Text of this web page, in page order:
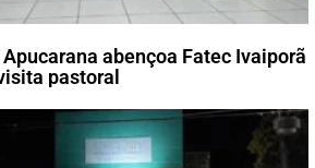
abençoa Fatec Ivaiporã
pastoral